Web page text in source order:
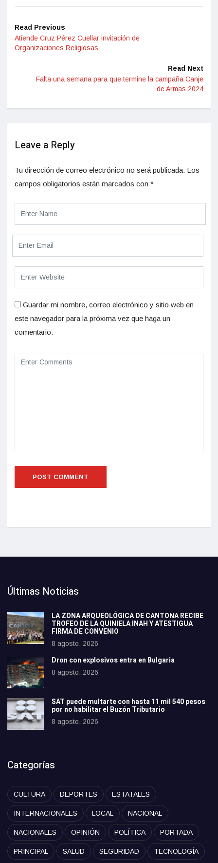
Read Previous
Atiende Cruz Pérez Cuellar invitación de
Organizaciones Religiosas
Read Next
Falta una semana para que termine la campaña Canje
de Armas 2024
Leave a Reply
Tu dirección de correo electrónico no será publicada. Los
campos obligatorios están marcados con *
Guardar mi nombre, correo electrónico y sitio web en
este navegador para la próxima vez que haga un
comentario.
Últimas Noticias
LA ZONA ARQUEOLÓGICA DE CANTONA RECIBE
TROFEO DE LA QUINIELA INAH Y ATESTIGUA
FIRMA DE CONVENIO
8 agosto, 2026
Dron con explosivos entra en Bulgaria
8 agosto, 2026
SAT puede multarte con hasta 11 mil 540 pesos
por no habilitar el Buzón Tributario
8 agosto, 2026
Categorías
CULTURA DEPORTES ESTATALES
INTERNACIONALES LOCAL NACIONAL
NACIONALES OPINIÓN POLÍTICA PORTADA
PRINCIPAL SALUD SEGURIDAD TECNOLOGÍA